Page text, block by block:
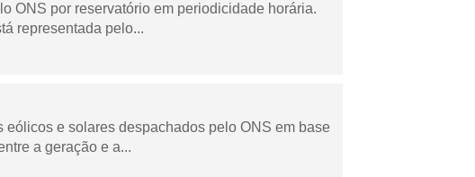
ONS por reservatório em periodicidade horária.
representada pelo...
e solares despachados pelo ONS em base
a geração e a...